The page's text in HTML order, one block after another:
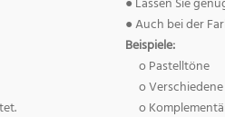
● Auch bei der
Beispiele:
o Pastelltöne
o
o